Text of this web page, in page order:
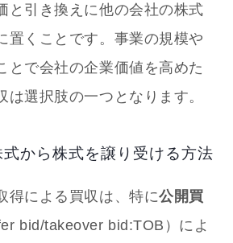
と引き換えに他の会社の株式
置くことです。事業の規模や
とで会社の企業価値を高めた
は選択肢の一つとなります。
から株式を譲り受ける方法
得による買収は、特に公開買
bid/takeover bid:TOB）によ